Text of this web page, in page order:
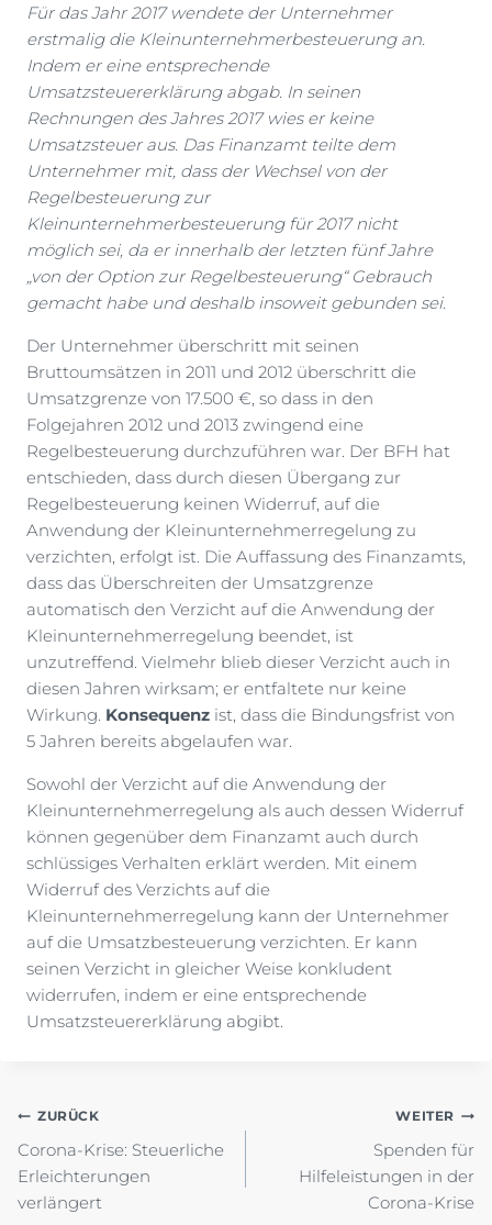
Für das Jahr 2017 wendete der Unternehmer
erstmalig die Kleinunternehmerbesteuerung an.
Indem er eine entsprechende
Umsatzsteuererklärung abgab. In seinen
Rechnungen des Jahres 2017 wies er keine
Umsatzsteuer aus. Das Finanzamt teilte dem
Unternehmer mit, dass der Wechsel von der
Regelbesteuerung zur
Kleinunternehmerbesteuerung für 2017 nicht
möglich sei, da er innerhalb der letzten fünf Jahre
„von der Option zur Regelbesteuerung“ Gebrauch
gemacht habe und deshalb insoweit gebunden sei.
Der Unternehmer überschritt mit seinen
Bruttoumsätzen in 2011 und 2012 überschritt die
Umsatzgrenze von 17.500 €, so dass in den
Folgejahren 2012 und 2013 zwingend eine
Regelbesteuerung durchzuführen war. Der BFH hat
entschieden, dass durch diesen Übergang zur
Regelbesteuerung keinen Widerruf, auf die
Anwendung der Kleinunternehmerregelung zu
verzichten, erfolgt ist. Die Auffassung des Finanzamts,
dass das Überschreiten der Umsatzgrenze
automatisch den Verzicht auf die Anwendung der
Kleinunternehmerregelung beendet, ist
unzutreffend. Vielmehr blieb dieser Verzicht auch in
diesen Jahren wirksam; er entfaltete nur keine
Wirkung. Konsequenz ist, dass die Bindungsfrist von
5 Jahren bereits abgelaufen war.
Sowohl der Verzicht auf die Anwendung der
Kleinunternehmerregelung als auch dessen Widerruf
können gegenüber dem Finanzamt auch durch
schlüssiges Verhalten erklärt werden. Mit einem
Widerruf des Verzichts auf die
Kleinunternehmerregelung kann der Unternehmer
auf die Umsatzbesteuerung verzichten. Er kann
seinen Verzicht in gleicher Weise konkludent
widerrufen, indem er eine entsprechende
Umsatzsteuererklärung abgibt.
Beitragsnavigation
ZURÜCK
Corona-Krise: Steuerliche
Erleichterungen
verlängert
WEITER
Spenden für
Hilfeleistungen in der
Corona-Krise